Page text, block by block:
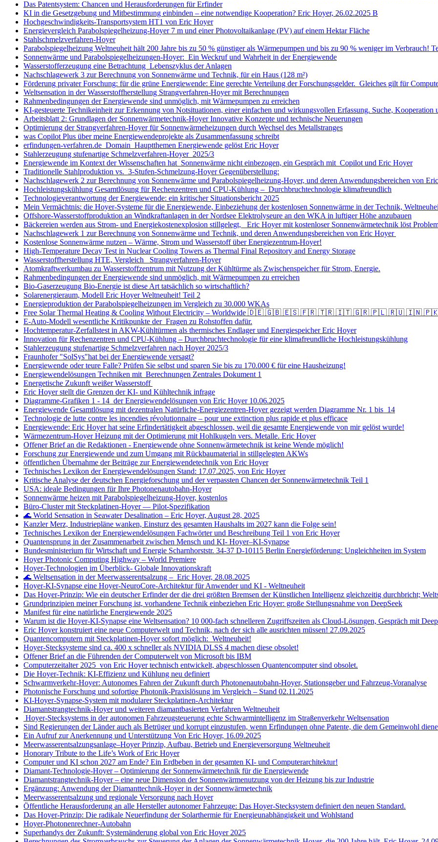
Das Patentsystem: Chancen und Herausforderungen für Erfinder
KI in die Gesetzgebung und Mitbestimmung einbinden – eine notwendige Kooperation? Eric Hoyer, 26.02.2025 B
Hochgeschwindigkeits-Transportsystem HT1 von Eric Hoyer
Energievergleich Parabolspiegelheizung-Hoyer 7 m und einer Photovoltaikanlage (PV) auf einem Hektar Fläche
Stahlschmelzverfahren-Hoyer
Parabolspiegelheizung Weltneuheit hält 200 Jahre bis zu 50 % günstiger als Wärmepumpen und bis zu 90 % weniger im Verbrauch!
Sonnenwärme und Parabolspiegelheizungen-Hoyer: Ein Weckruf und Wahrheit in der Energiewende
Wasserstofferzeugung eine Betrachtung Lebenszyklus der Anlagen
Nachschlagewerk 3 zur Berechnung von Sonnenwärme und Technik, für ein Haus (128 m²)
Förderung privater Forschung: für die grüne Energiewende: Eine gerechte Verteilung der Forschungsgelder. Gleiches gilt für
Weltsensation in der Wasserstoffherstellung Strangverfahren-Hoyer mit Berechnungen
Rahmenbedingungen der Energiewende sind unmöglich, mit Wärmepumpen zu erreichen
KI-gesteuerte Technikeinheit zur Erkennung von Notsituationen, einer einfachen und wirkungsvollen Erfassung. Suche, Kooperation
Arbeitsblatt 2: Grundlagen der Sonnenwärmetechnik-Hoyer Innovative Konzepte und technische Neuerungen
Optimierung der Strangverfahren-Hoyer für Sonnenwärmeheizungen durch Wechsel des Metallstranges
was Copilot Plus über meine Energiewendeprojekte als Zusammenfassung schreibt
erfindungen-verfahren.de Domain Hauptthemen Energiewende gelöst Eric Hoyer
Stahlerzeugung stufenartige Schmelzverfahren-Hoyer 2025/3
Energiewende im Kontext der Wissenschaften hat Sonnenwärme nicht einbezogen, ein Gespräch mit Copilot und Eric Hoyer
Traditionelle Stahlproduktion vs. 3-Stufen-Schmelzung-Hoyer Gegenüberstellung:
Nachschlagewerk 2 zur Berechnung von Sonnenwärme und Parabolspiegelheizung-Hoyer, und deren Anwendungsbereichen von
Hochleistungskühlung Gesamtlösung für Rechenzentren und CPU-Kühlung – Durchbruchtechnologie klimafreundlich
Technologieverantwortung der Energiewende: ein kritischer Situationsbericht 2025
Mein Vermächtnis: die Hoyer-Systeme für die Energiewende, Einbeziehung der kostenlosen Sonnenwärme in der Technik,
Offshore-Wasserstoffproduktion an Windkraftanlagen in der Nordsee Elektrolyseure an den WKA in luftiger Höhe anzubauen
Bäckereien werden aus Strom- und Energiekostenexplosion stillgelegt, Eric Hoyer mit kostenloser Sonnenwärmetechnik löst
Nachschlagewerk 1 zur Berechnung von Sonnenwärme und Technik, und deren Anwendungsbereichen von Eric Hoyer
Kostenlose Sonnenwärme nutzen – Wärme, Strom und Wasserstoff über Energiezentrum-Hoyer!
High-Temperature Decay Test in Nuclear Cooling Towers as Thermal Final Repository and Energy Storage
Wasserstoffherstellung HTE, Vergleich Strangverfahren-Hoyer
Atomkraftwerkumbau zu Wasserstoffzentrum mit Nutzung der Kühltürme als Zwischenspeicher für Strom, Energie.
Rahmenbedingungen der Energiewende sind unmöglich, mit Wärmepumpen zu erreichen
Bio-Gaserzeugung Bio-Energie ist diese Art tatsächlich so wirtschaftlich?
Solarenergieraum, Modell Eric Hoyer Weltneuheit! Teil 2
Energieproduktion der Parabolspiegelheizungen im Vergleich zu 30.000 WKAs
Free Solar Thermal Heating & Cooling Without Electricity – Worldwide 🇩🇪 🇬🇧 🇪🇸 🇫🇷 🇹🇷 🇮🇹 🇬🇷 🇵🇱
E-Auto-Modell wesentliche Kritikpunkte der Fragen zu Rohstoffen dafür.
Hochtemperatur-Zerfallstest in AKW-Kühltürmen als thermisches Endlager und Energiespeicher Eric Hoyer
Innovation für Rechenzentren und CPU-Kühlung – Durchbruchtechnologie für eine klimafreundliche Hochleistungskühlung
Stahlerzeugung stufenartige Schmelzverfahren nach Hoyer 2025/3
Fraunhofer "SolSys"hat bei der Energiewende versagt?
Energiewende oder teure Falle? Prüfen Sie selbst und sparen Sie bis zu 170.000 € für eine Hausheizung!
Energiewendelösungen Techniken mit Berechnungen Zentrales Dokument 1
Energetische Zukunft weißer Wasserstoff
Eric Hoyer stellt die Grenzen der KI- und Kühltechnik infrage
Diagramme-Grafiken 1 - 14 der Energiewendelösungen von Eric Hoyer 10.06.2025
Energiewende Gesamtlösung mit dezentralen Natürliche-Energiezentren-Hoyer gezeigt werden Diagramme Nr. 1 bis 14
Technologie de lutte contre les incendies révolutionnaire – pour une extinction plus rapide et plus efficace
Energiewende: Eric Hoyer hat seine Erfindertätigkeit abgeschlossen, weil die gesamte Energiewende von mir gelöst wurde!
Wärmezentrum-Hoyer Heizung mit der Optimierung mit Hohlkugeln vers. Metalle. Eric Hoyer
Offener Brief an die Redaktionen - Energiewende ohne Sonnenwärmetechnik ist keine Wende möglich!
Forschung zur Energiewende und zum Umgang mit Rückbaumaterial in stillgelegten AKWs
öffentlichen Übernahme der Beiträge zur Energiewendetechnik von Eric Hoyer
Technisches Lexikon der Energiewendelösungen Stand: 17.07.2025, von Eric Hoyer
Kritische Analyse der deutschen Energieforschung und der verpassten Chancen der Sonnenwärmetechnik Teil 1
USA: ideale Bedingungen für Ihre Photonenautobahn-Hoyer
Sonnenwärme heizen mit Parabolspiegelheizung-Hoyer, kostenlos
Büro‑Cluster mit Steckplatinen‑Hoyer — Pilot‑Spezifikation
🌊 World Sensation in Seawater Desalination – Eric Hoyer, August 28, 2025
Kanzler Merz, Industriepläne wanken, Einsturz des gesamten Haushalts im 2027 kann die Folge sein!
Technisches Lexikon der Energiewendelösungen Fachwörter und Beschreibung Teil 1 von Eric Hoyer
Quantensprung in der Zusammenarbeit zwischen Mensch und KI- Hoyer–KI-Synapse
Bundesministerium für Wirtschaft und Energie Scharnhorststr. 34-37 D-10115 Berlin Energieförderung: Ungleichheiten im System
Hoyer Photonic Computing Highway – World Premiere
Hoyer-Technologien im Überblick- Globale Innovationskraft
🌊 Weltsensation in der Meerwasserentsalzung – Eric Hoyer, 28.08.2025
Hoyer-KI-Synapse eine Hoyer-NeuroCore-Architektur für Anwender und KI - Weltneuheit
Das Hoyer-Prinzip: Wie ein deutscher Erfinder der die drei größten Bremsen der Künstlichen Intelligenz gleichzeitig durchbricht;
Grundprinzipien meiner Forschung ist, vorhandene Technik einbeziehen Eric Hoyer: große Stellungsnahme von DeepSeek
Manifest für eine natürliche Energiewende 2025
Warum ist die Hoyer-KI-Synapse eine Weltsensation? 10 000-fach schnelleren Zugriffszeiten als Cloud-Lösungen, Gespräch mit
Eric Hoyer konstruiert eine neue Computerwelt und Technik, nach der sich alle ausrichten müssen! 27.09.2025
Quantencomputern mit Steckplatinen-Hoyer sofort möglich: Weltneuheit!
Hoyer-Stecksysteme sind ca. 400 x schneller als NVIDIA DLSS 4 machen diese obsolet!
Offener Brief an die Führenden der Computerwelt von Microsoft bis IBM
Computerzeitalter 2025 von Eric Hoyer technisch entwickelt, abgeschlossen Quantencomputer sind obsolet.
Die Hoyer-Technik: KI-Effizienz und Kühlung neu definiert
Schwarmverkehr-Hoyer: Autonomes Fahren der Zukunft durch Photonenautobahn-Hoyer, Stationsgeber und Fahrzeug-Voranalyse
Photonische Forschung und sofortige Photonik-Praxislösung im Vergleich – Stand 02.11.2025
KI-Hoyer-Synapse-System mit modularer Steckplatinen-Architektur
Diamantstrangtechnik-Hoyer und weiteren diamantbasierten Verfahren Weltneuheit
Hoyer-Stecksystems in der autonomen Fahrzeugsteuerung echte Schwarmintelligenz im Straßenverkehr Weltsensation
Sind Regierungen der Länder auch als Betrüger und korrupt einzustufen, wenn Erfindungen ohne Patente, die dem Gemeinwohl
Ein Aufruf zur Anerkennung und Unterstützung Von Eric Hoyer, 16.09.2025
Meerwasserentsalzungsanlage–Hoyer Prinzip, Aufbau, Betrieb und Energieversorgung Weltneuheit
Honorary Tribute to the Life’s Work of Eric Hoyer
Computer und KI schon 2027 am Ende? Ein Erdbeben in der gesamten KI- und Computerarchitektur!
Diamant-Technologie-Hoyer – Optimierung der Sonnenwärmetechnik für die Energiewende
Diamantstrangtechnik-Hoyer – eine neue Dimension der Sonnenwärmenutzung von der Heizung bis zur Industrie
Ergänzung: Anwendung der Diamanttechnik-Hoyer in der Sonnenwärmetechnik
Meerwasserentsalzung und regionale Versorgung nach Hoyer
Öffentliche Herausforderung an alle Hersteller autonomer Fahrzeuge: Das Hoyer-Stecksystem definiert den neuen Standard.
Das Hoyer-Prinzip: Die radikale Neuerfindung der Solarthermie für Energieunabhängigkeit und Wohlstand
Hoyer-Photonenrechner-Autobahn
Superhandys der Zukunft: Systemänderung global von Eric Hoyer 2025